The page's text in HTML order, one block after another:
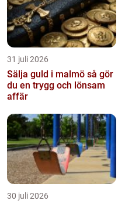
31 juli 2026
Sälja guld i malmö så gör
du en trygg och lönsam
affär
30 juli 2026